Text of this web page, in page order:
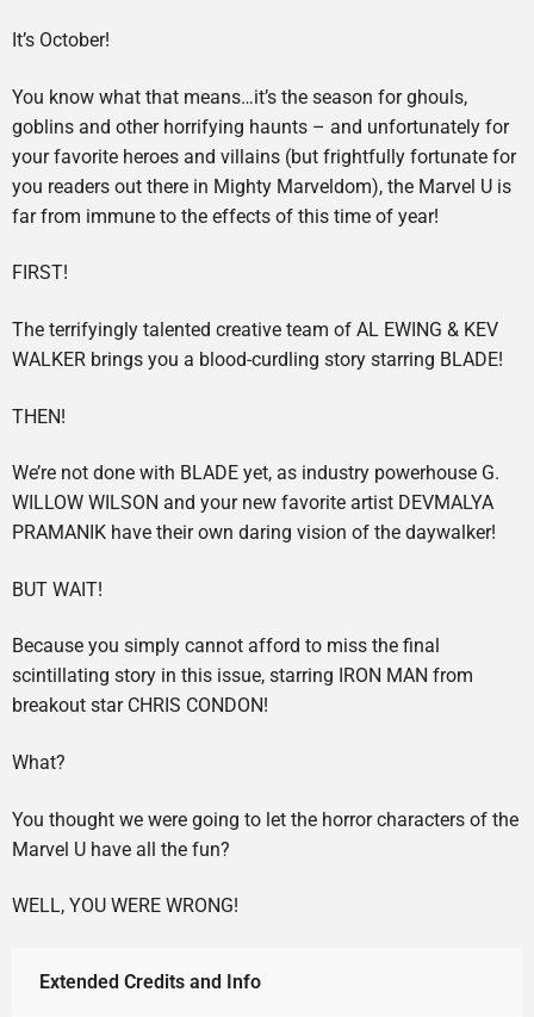
It’s October!
You know what that means…it’s the season for ghouls,
goblins and other horrifying haunts – and unfortunately for
your favorite heroes and villains (but frightfully fortunate for
you readers out there in Mighty Marveldom), the Marvel U is
far from immune to the effects of this time of year!
FIRST!
The terrifyingly talented creative team of AL EWING & KEV
WALKER brings you a blood-curdling story starring BLADE!
THEN!
We’re not done with BLADE yet, as industry powerhouse G.
WILLOW WILSON and your new favorite artist DEVMALYA
PRAMANIK have their own daring vision of the daywalker!
BUT WAIT!
Because you simply cannot afford to miss the final
scintillating story in this issue, starring IRON MAN from
breakout star CHRIS CONDON!
What?
You thought we were going to let the horror characters of the
Marvel U have all the fun?
WELL, YOU WERE WRONG!
Extended Credits and Info